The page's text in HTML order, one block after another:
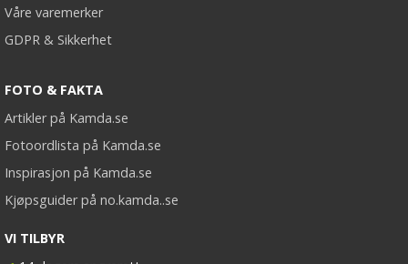
Våre varemerker
GDPR & Sikkerhet
FOTO & FAKTA
Artikler på Kamda.se
Fotoordlista på Kamda.se
Inspirasjon på Kamda.se
Kjøpsguider på no.kamda..se
VI TILBYR